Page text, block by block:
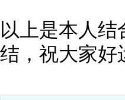
以上是本人
结，祝大家好